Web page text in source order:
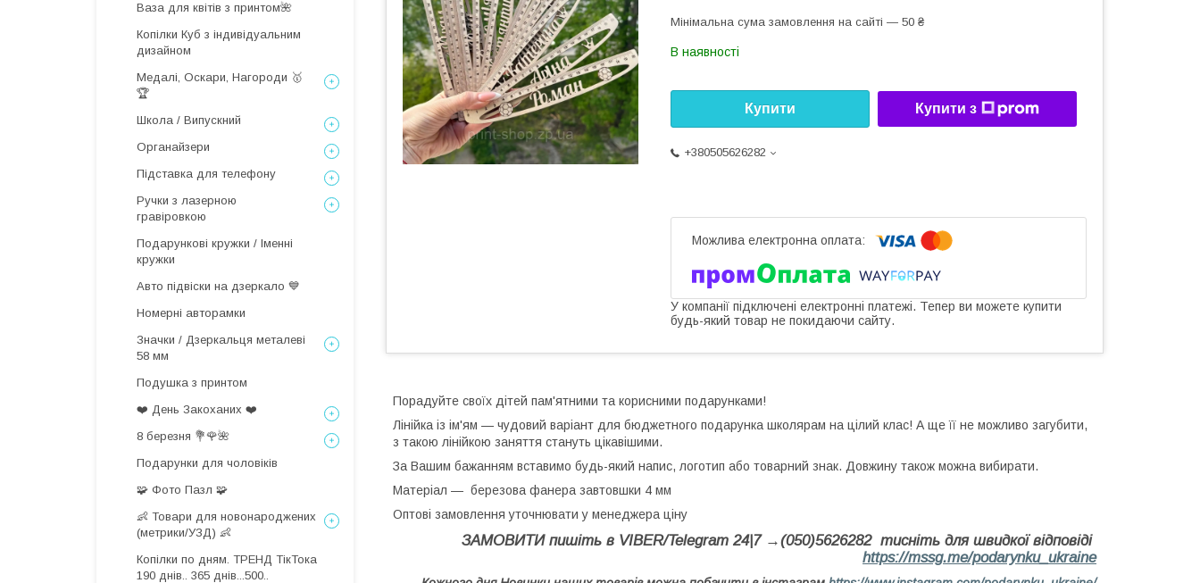
Мінімальна сума замовлення на сайті — 50 ₴
В наявності
Купити Купити з
+380505626282
У компанії підключені електронні платежі. Тепер ви можете купити
будь-який товар не покидаючи сайту.
Порадуйте своїх дітей пам'ятними та корисними подарунками!
Лінійка із ім'ям — чудовий варіант для бюджетного подарунка школярам на цілий клас! А ще її не можливо загубити,
з такою лінійкою заняття стануть цікавішими.
За Вашим бажанням вставимо будь-який напис, логотип або товарний знак. Довжину також можна вибирати.
Матеріал — березова фанера завтовшки 4 мм
Оптові замовлення уточнювати у менеджера ціну
ЗАМОВИТИ пишіть в VIBER/Telegram 24|7 →(050)5626282 тисніть для швидкої відповіді
https://mssg.me/podarynku_ukraine
Ваза для квітів з принтом🌺
Копілки Куб з індивідуальним
дизайном
Медалі, Оскари, Нагороди 🥇
🏆
Школа / Випускний
Органайзери
Підставка для телефону
Ручки з лазерною
гравіровкою
Подарункові кружки / Іменні
кружки
Авто підвіски на дзеркало 💙
Номерні авторамки
Значки / Дзеркальця металеві
58 мм
Подушка з принтом
❤️ День Закоханих ❤️
8 березня 💐🌹🌺
Подарунки для чоловіків
🧩 Фото Пазл 🧩
👶 Товари для новонароджених
(метрики/УЗД) 👶
Копілки по дням. ТРЕНД ТікТока
190 днів.. 365 днів...500..